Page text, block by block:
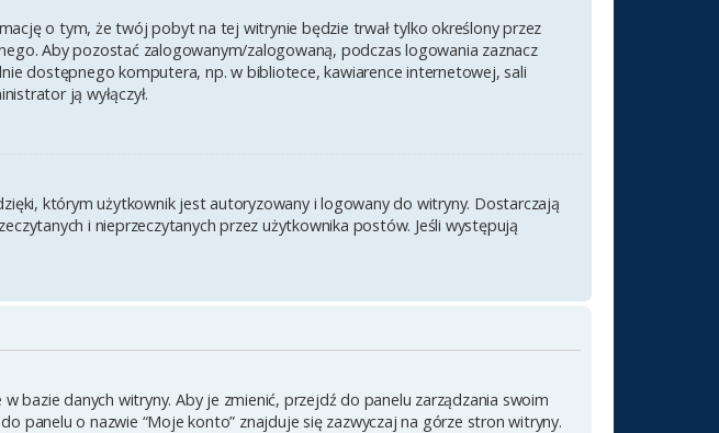
o tym, że twój pobyt na tej witrynie będzie trwał tylko określony przez
Aby pozostać zalogowanym/zalogowaną, podczas logowania zaznacz
dostępnego komputera, np. w bibliotece, kawiarence internetowej, sali
ją wyłączył.
którym użytkownik jest autoryzowany i logowany do witryny. Dostarczają
i nieprzeczytanych przez użytkownika postów. Jeśli występują
bazie danych witryny. Aby je zmienić, przejdź do panelu zarządzania swoim
panelu o nazwie “Moje konto” znajduje się zazwyczaj na górze stron witryny.